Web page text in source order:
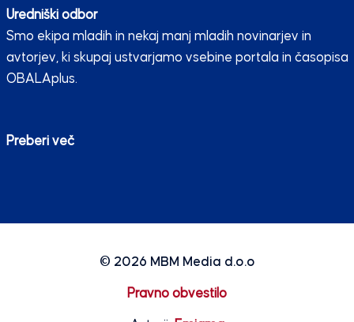
Uredniški odbor
Smo ekipa mladih in nekaj manj mladih novinarjev in
avtorjev, ki skupaj ustvarjamo vsebine portala in časopisa
OBALAplus.
Preberi več
© 2026 MBM Media d.o.o
Pravno obvestilo